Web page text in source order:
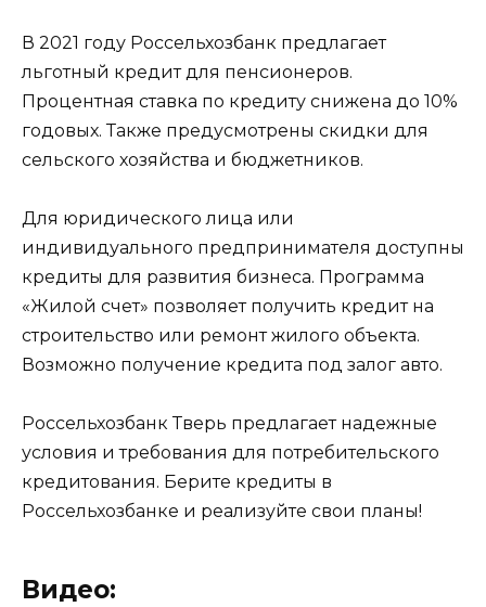
В 2021 году Россельхозбанк предлагает
льготный кредит для пенсионеров.
Процентная ставка по кредиту снижена до 10%
годовых. Также предусмотрены скидки для
сельского хозяйства и бюджетников.
Для юридического лица или
индивидуального предпринимателя доступны
кредиты для развития бизнеса. Программа
«Жилой счет» позволяет получить кредит на
строительство или ремонт жилого объекта.
Возможно получение кредита под залог авто.
Россельхозбанк Тверь предлагает надежные
условия и требования для потребительского
кредитования. Берите кредиты в
Россельхозбанке и реализуйте свои планы!
Видео: